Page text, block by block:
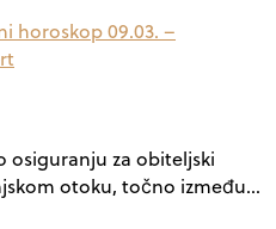
osiguranju za obiteljski
otoku, točno između…